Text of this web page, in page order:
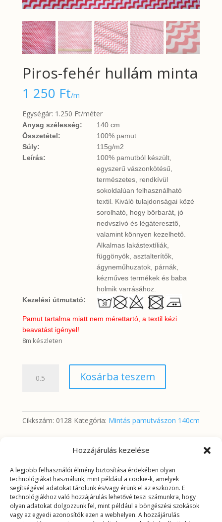
Hozzájárulás kezelése
A legjobb felhasználói élmény biztosítása érdekében olyan
technológiákat használunk, mint például a cookie-k, amelyek
segítségével adatokat tárolunk és/vagy érünk el az eszközön. E
technológiákhoz való hozzájárulás lehetővé teszi számunkra, hogy
olyan adatokat dolgozzunk fel, mint például a böngészési szokások
vagy az egyedi azonosítók ezen a webhelyen. A hozzájárulás
Piros-fehér hullám minta
1 250 Ft/m
Egységár: 1.250 Ft/méter
Anyag szélesség:
140 cm
Összetétel:
100% pamut
Súly:
115g/m2
Leírás:
100% pamutból készült,
egyszerű vászonkötésű,
természetes, rendkívül
sokoldalúan felhasználható
textil. Kiváló tulajdonságai közé
sorolható, hogy bőrbarát, jó
nedvszívó és légáteresztő,
valamint könnyen kezelhető.
Alkalmas lakástextíliák,
függönyök, asztalterítők,
ágyneműhuzatok, párnák,
kézműves termékek és baba
holmik varrásához.
Kezelési útmutató:
Pamut tartalma miatt nem mérettartó, a textil kézi
beavatást igényel!
8m készleten
fehér
mennyiség
Kosárba teszem
Cikkszám: 0128 Kategória: Mintás pamutvászon 140cm
További információk
Tömeg 0,168 kg